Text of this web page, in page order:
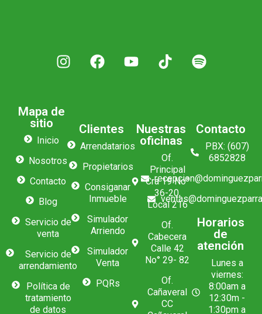
Mapa de
sitio
Inicio
Nosotros
Contacto
Blog
Servicio de
venta
Servicio de
arrendamiento
Política de
tratamiento
de datos
Clientes
Arrendatarios
Propietarios
Consiganar
Inmueble
Simulador
Arriendo
Simulador
Venta
PQRs
Nuestras
oficinas
Of.
Principal
Cra 19 No°
36-20,
Local 216
Of.
Cabecera
Calle 42
No° 29- 82
Of.
Cañaveral
CC
Contacto
PBX: (607)
6852828
Horarios
de
atención
Lunes a
viernes:
8:00am a
12:30m -
1:30pm a